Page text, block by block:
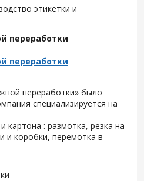
этикетки и
переработки
переработки
переработки» было
специализируется на
картона : размотка, резка на
и коробки, перемотка в